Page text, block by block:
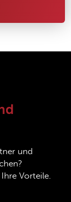
und
Vorteile.